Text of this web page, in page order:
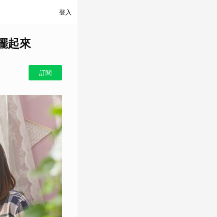
登入
起來
訂閱